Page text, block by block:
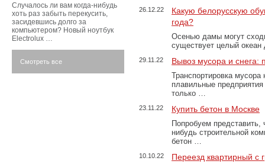
26.12.22
Какую белорусскую
года?
Осенью дамы могут
существует целый
29.11.22 Вывоз мусора и
Транспортировка
плавильные
только …
23.11.22 Купить бетон в Москве
Попробуем представить,
нибудь строительной
бетон …
10.10.22 Переезд квартирный с
Случалось ли вам когда-нибудь
хоть раз забыть перекусить,
засидевшись долго за
компьютером? Новый ноутбук
Electrolux …
Смотреть все